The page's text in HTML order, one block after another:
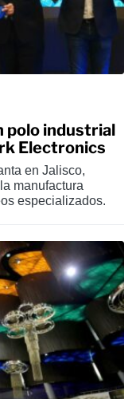
polo industrial
Electronics
en Jalisco,
manufactura
especializados.